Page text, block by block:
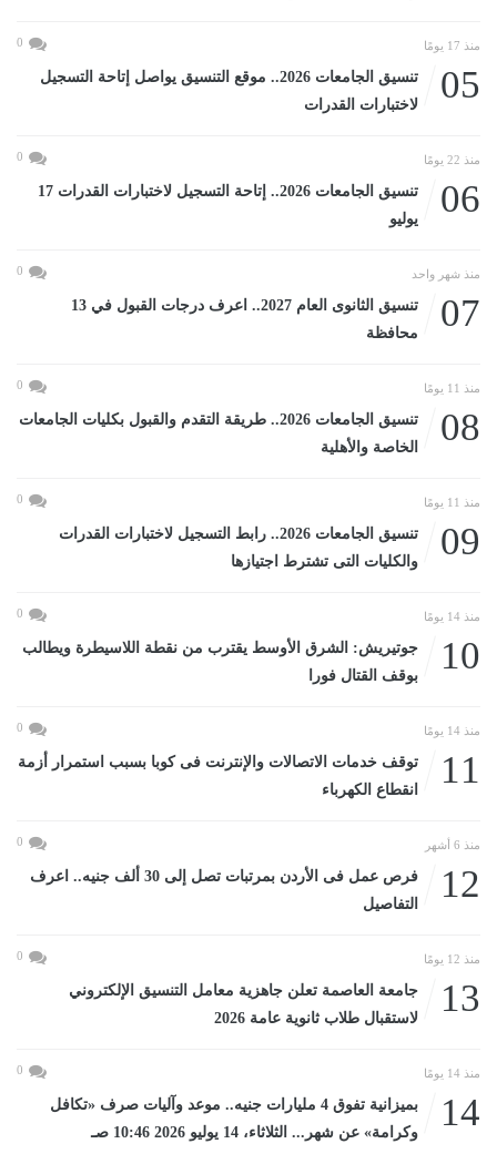
منذ 17 يومًا 0
05
تنسيق الجامعات 2026.. موقع التنسيق يواصل إتاحة التسجيل
لاختبارات القدرات
منذ 22 يومًا 0
06
تنسيق الجامعات 2026.. إتاحة التسجيل لاختبارات القدرات 17
يوليو
منذ شهر واحد 0
07
تنسيق الثانوى العام 2027.. اعرف درجات القبول في 13
محافظة
منذ 11 يومًا 0
08
تنسيق الجامعات 2026.. طريقة التقدم والقبول بكليات الجامعات
الخاصة والأهلية
منذ 11 يومًا 0
09
تنسيق الجامعات 2026.. رابط التسجيل لاختبارات القدرات
والكليات التى تشترط اجتيازها
منذ 14 يومًا 0
10
جوتيريش: الشرق الأوسط يقترب من نقطة اللاسيطرة ويطالب
بوقف القتال فورا
منذ 14 يومًا 0
11
توقف خدمات الاتصالات والإنترنت فى كوبا بسبب استمرار أزمة
انقطاع الكهرباء
منذ 6 أشهر 0
12
فرص عمل فى الأردن بمرتبات تصل إلى 30 ألف جنيه.. اعرف
التفاصيل
منذ 12 يومًا 0
13
جامعة العاصمة تعلن جاهزية معامل التنسيق الإلكتروني
لاستقبال طلاب ثانوية عامة 2026
منذ 14 يومًا 0
14
بميزانية تفوق 4 مليارات جنيه.. موعد وآليات صرف «تكافل
وكرامة» عن شهر... الثلاثاء، 14 يوليو 2026 10:46 صـ